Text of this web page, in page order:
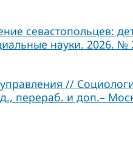
севастопольцев:
науки. 2026. №
//
перераб. и доп.–